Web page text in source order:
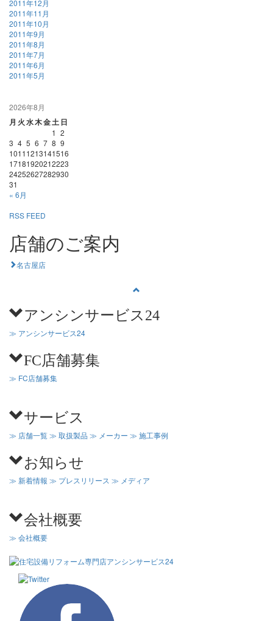
2011年12月
2011年11月
2011年10月
2011年9月
2011年8月
2011年7月
2011年6月
2011年5月
2026年8月
月 火水木金土 日
1 2
3 4 5 6 7 8 9
10111213141516
17181920212223
24252627282930
31
« 6月
RSS FEED
店舗のご案内
名古屋店
アンシンサービス24
≫ アンシンサービス24
FC店舗募集
≫ FC店舗募集
サービス
≫ 店舗一覧≫ 取扱製品 ≫ メーカー ≫ 施工事例
お知らせ
≫ 新着情報 ≫ プレスリリース ≫ メディア
会社概要
≫ 会社概要